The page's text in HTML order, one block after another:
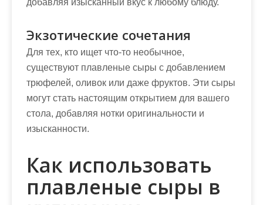
добавляя изысканный вкус к любому блюду.
Экзотические сочетания
Для тех, кто ищет что-то необычное,
существуют плавленые сыры с добавлением
трюфелей, оливок или даже фруктов. Эти сыры
могут стать настоящим открытием для вашего
стола, добавляя нотки оригинальности и
изысканности.
Как использовать
плавленые сыры в